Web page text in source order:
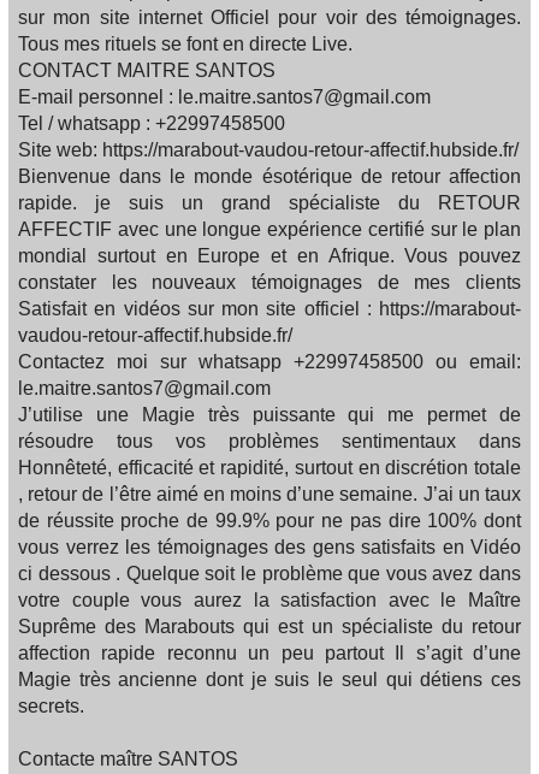
sur mon site internet Officiel pour voir des témoignages.
Tous mes rituels se font en directe Live.
CONTACT MAITRE SANTOS
E-mail personnel : le.maitre.santos7@gmail.com
Tel / whatsapp : +22997458500
Site web: https://marabout-vaudou-retour-affectif.hubside.fr/
Bienvenue dans le monde ésotérique de retour affection
rapide. je suis un grand spécialiste du RETOUR
AFFECTIF avec une longue expérience certifié sur le plan
mondial surtout en Europe et en Afrique. Vous pouvez
constater les nouveaux témoignages de mes clients
Satisfait en vidéos sur mon site officiel : https://marabout-
vaudou-retour-affectif.hubside.fr/
Contactez moi sur whatsapp +22997458500 ou email:
le.maitre.santos7@gmail.com
J’utilise une Magie très puissante qui me permet de
résoudre tous vos problèmes sentimentaux dans
Honnêteté, efficacité et rapidité, surtout en discrétion totale
, retour de l’être aimé en moins d’une semaine. J’ai un taux
de réussite proche de 99.9% pour ne pas dire 100% dont
vous verrez les témoignages des gens satisfaits en Vidéo
ci dessous . Quelque soit le problème que vous avez dans
votre couple vous aurez la satisfaction avec le Maître
Suprême des Marabouts qui est un spécialiste du retour
affection rapide reconnu un peu partout Il s’agit d’une
Magie très ancienne dont je suis le seul qui détiens ces
secrets.
Contacte maître SANTOS